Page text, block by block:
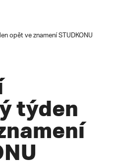
opět ve znamení STUDKONU
týden